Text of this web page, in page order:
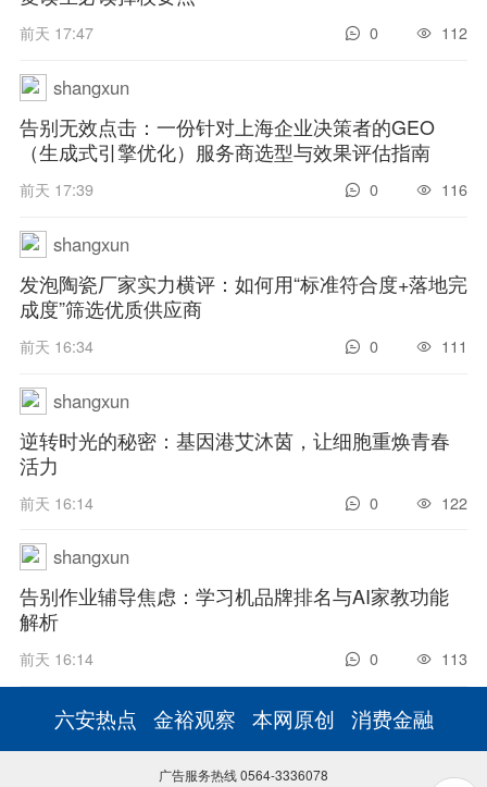
前天 17:47 112
0
shangxun
告别无效点击：一份针对上海企业决策者的GEO
（生成式引擎优化）服务商选型与效果评估指南
前天 17:39 116
0
shangxun
发泡陶瓷厂家实力横评：如何用“标准符合度+落地完
成度”筛选优质供应商
前天 16:34 111
0
shangxun
逆转时光的秘密：基因港艾沐茵，让细胞重焕青春
活力
前天 16:14 122
0
shangxun
告别作业辅导焦虑：学习机品牌排名与AI家教功能
解析
前天 16:14 113
0
六安热点 金裕观察 本网原创 消费金融
广告服务热线 0564-3336078